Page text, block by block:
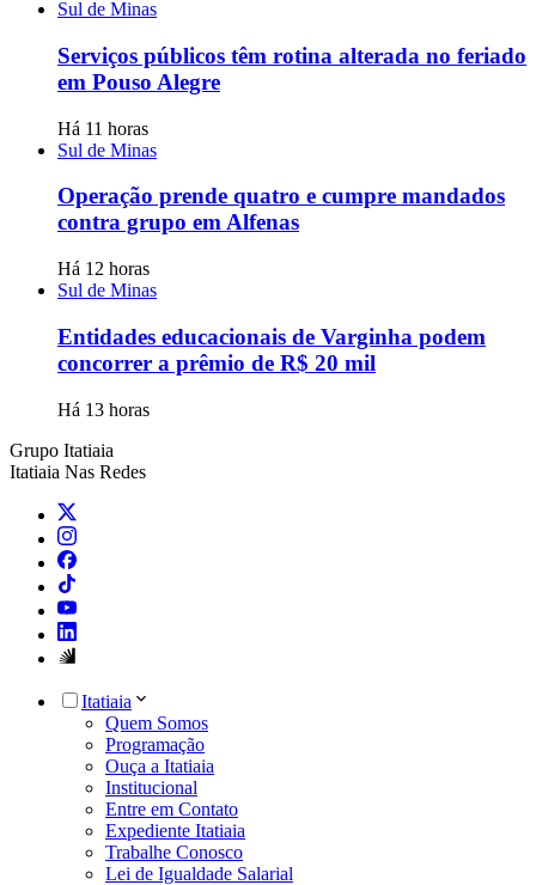
Sul de Minas
Serviços públicos têm rotina alterada no feriado
em Pouso Alegre
Há 11 horas
Sul de Minas
Operação prende quatro e cumpre mandados
contra grupo em Alfenas
Há 12 horas
Sul de Minas
Entidades educacionais de Varginha podem
concorrer a prêmio de R$ 20 mil
Há 13 horas
Grupo Itatiaia
Itatiaia Nas Redes
Itatiaia
Quem Somos
Programação
Ouça a Itatiaia
Institucional
Entre em Contato
Expediente Itatiaia
Trabalhe Conosco
Lei de Igualdade Salarial